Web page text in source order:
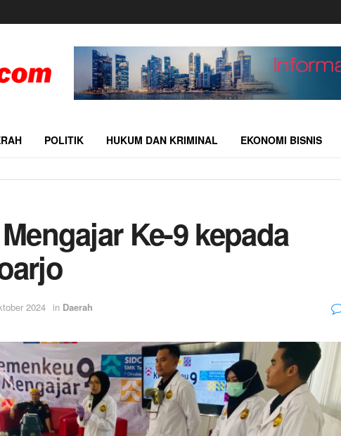
POLITIK HUKUM DAN KRIMINAL EKONOMI BISNIS
Ke-9 kepada
2024 in Daerah